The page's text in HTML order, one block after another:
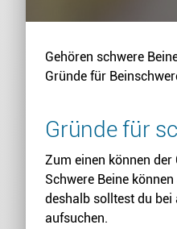
Gehören schwere
Gründe für
Gründe für
Zum einen können der
Schwere Beine
deshalb solltest du bei
aufsuchen.